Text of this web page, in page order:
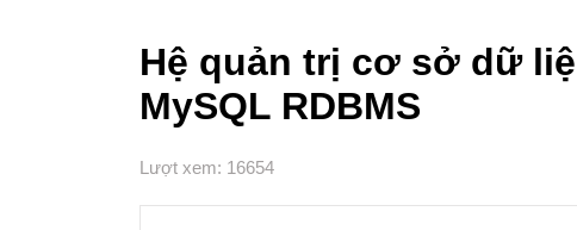
Hệ quản trị cơ sở dữ
MySQL RDBMS
Lượt xem: 16654